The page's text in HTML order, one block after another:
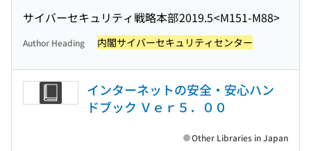
サイバーセキュリティ戦略本部2019.5<M151-M88>
Author Heading 内閣サイバーセキュリティセンター
インターネットの安全・安心ハン
ドブック Ｖｅｒ５．００
Other Libraries in Japan